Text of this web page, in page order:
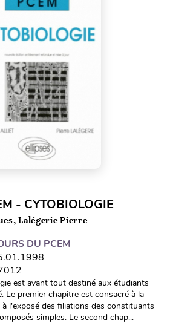
- CYTOBIOLOGIE
Lalégerie Pierre
DU PCEM
est avant tout destiné aux étudiants
Le premier chapitre est consacré à la
l'exposé des filiations des constituants
simples. Le second chap...